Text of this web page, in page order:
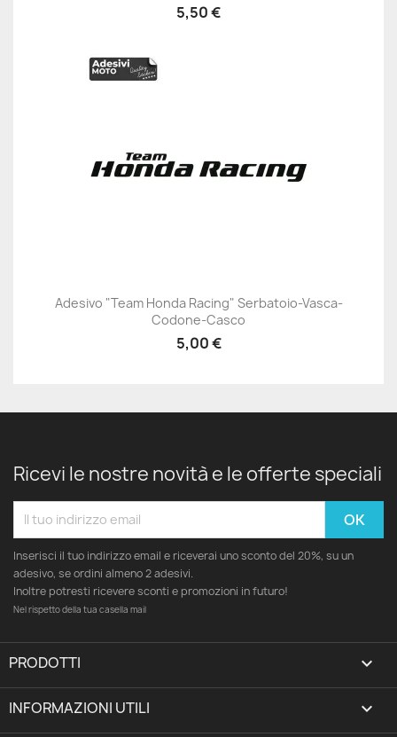
5,50 €
Adesivo "Team Honda Racing" Serbatoio-Vasca-
Codone-Casco
5,00 €
Ricevi le nostre novità e le offerte speciali
Inserisci il tuo indirizzo email e riceverai uno sconto del 20%, su un
adesivo, se ordini almeno 2 adesivi.
Inoltre potresti ricevere sconti e promozioni in futuro!
Nel rispetto della tua casella mail
PRODOTTI 
INFORMAZIONI UTILI 